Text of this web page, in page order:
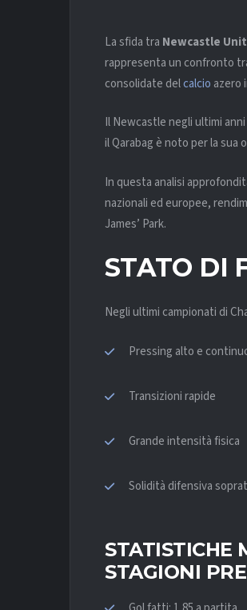
La sfida tra Newcastle
rappresenta un confronto
consolidate delcalcio azero
Il Newcastle negli ultimi
il Qarabag è noto per la
In questa analisi
nazionali ed europee,
James’ Park.
STATO DI
Negli ultimi campionati di
Pressing alto e
Transizioni rapide
Grande intensità fisica
Solidità difensiva
STATISTICHE
STAGIONI